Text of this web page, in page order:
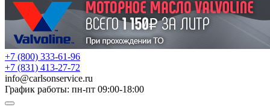
+7 (800) 333-61-96
+7 (831) 413-27-72
info@carlsonservice.ru
График работы: пн-пт 09:00-18:00